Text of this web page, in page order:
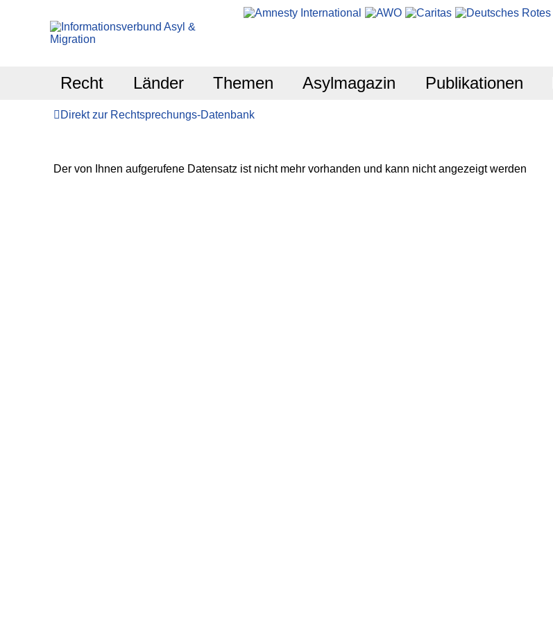
Recht Länder Themen Asylmagazin Publikationen
Direkt zur Rechtsprechungs-Datenbank
Der von Ihnen aufgerufene Datensatz ist nicht mehr vorhanden und kann nicht angezeigt werden